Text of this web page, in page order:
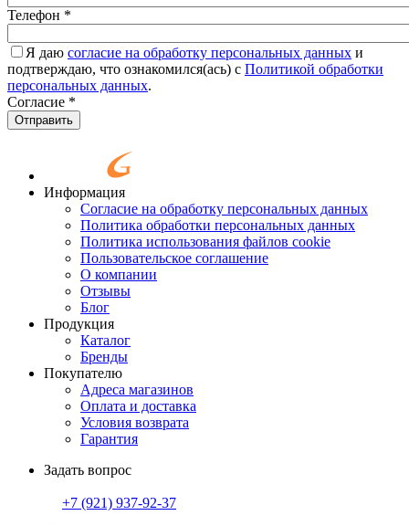
Телефон *
Я даю согласие на обработку персональных данных и
подтверждаю, что ознакомился(ась) с Политикой обработки
персональных данных.
Согласие *
Отправить
Информация
Согласие на обработку персональных данных
Политика обработки персональных данных
Политика использования файлов cookie
Пользовательское соглашение
О компании
Отзывы
Блог
Продукция
Каталог
Бренды
Покупателю
Адреса магазинов
Оплата и доставка
Условия возврата
Гарантия
Задать вопрос
+7 (921) 937-92-37